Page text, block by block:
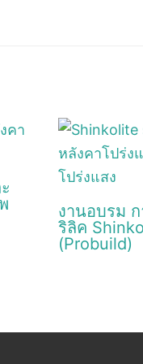
งานอบรม
ริลิค
(Probuild)